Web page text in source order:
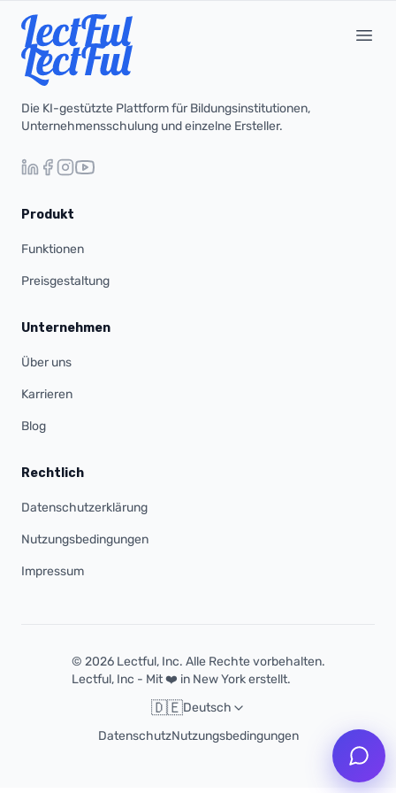
Your Company
Die KI-gestützte Plattform für Bildungsinstitutionen,
Unternehmensschulung und einzelne Ersteller.
Produkt
Funktionen
Preisgestaltung
Unternehmen
Über uns
Karrieren
Blog
Rechtlich
Datenschutzerklärung
Nutzungsbedingungen
Impressum
© 2026 Lectful, Inc. Alle Rechte vorbehalten.
Lectful, Inc - Mit ❤️ in New York erstellt.
🇩🇪Deutsch
DatenschutzNutzungsbedingungen